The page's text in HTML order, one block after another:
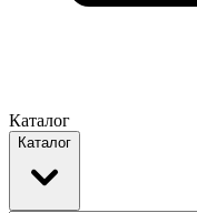
Каталог
Каталог